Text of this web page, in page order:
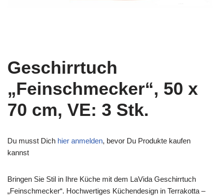
Geschirrtuch
„Feinschmecker“, 50 x
70 cm, VE: 3 Stk.
Du musst Dich hier anmelden, bevor Du Produkte kaufen
kannst
Bringen Sie Stil in Ihre Küche mit dem LaVida Geschirrtuch
„Feinschmecker“. Hochwertiges Küchendesign in Terrakotta –